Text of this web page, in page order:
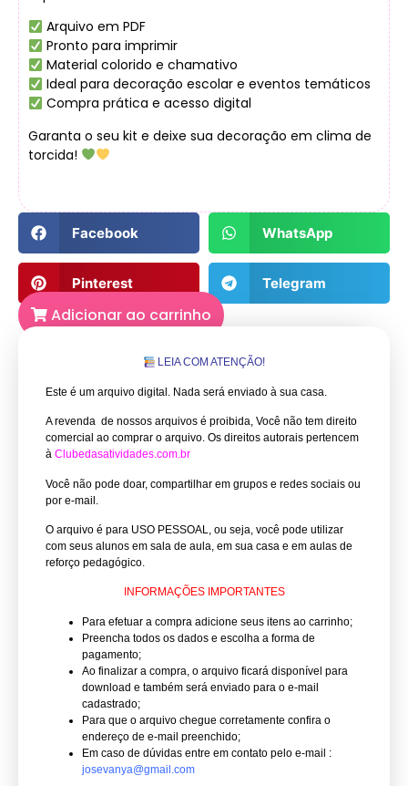
Arquivo em PDF
Pronto para imprimir
Material colorido e chamativo
Ideal para decoração escolar e eventos temáticos
Compra prática e acesso digital
Garanta o seu kit e deixe sua decoração em clima de
torcida!
Facebook WhatsApp
Pinterest Telegram
Adicionar ao carrinho
LEIA COM ATENÇÃO!
Este é um arquivo digital. Nada será enviado à sua casa.
A revenda de nossos arquivos é proibida, Você não tem direito
comercial ao comprar o arquivo. Os direitos autorais pertencem
à Clubedasatividades.com.br
Você não pode doar, compartilhar em grupos e redes sociais ou
por e-mail.
O arquivo é para USO PESSOAL, ou seja, você pode utilizar
com seus alunos em sala de aula, em sua casa e em aulas de
reforço pedagógico.
INFORMAÇÕES IMPORTANTES
Para efetuar a compra adicione seus itens ao carrinho;
Preencha todos os dados e escolha a forma de
pagamento;
Ao finalizar a compra, o arquivo ficará disponível para
download e também será enviado para o e-mail
cadastrado;
Para que o arquivo chegue corretamente confira o
endereço de e-mail preenchido;
Em caso de dúvidas entre em contato pelo e-mail :
josevanya@gmail.com